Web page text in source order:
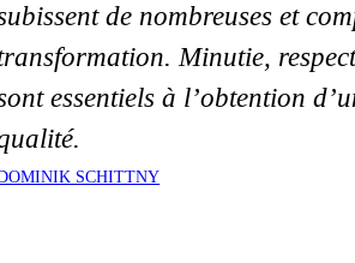
de nombreuses et
Minutie,
essentiels à l’obtention
SCHITTNY